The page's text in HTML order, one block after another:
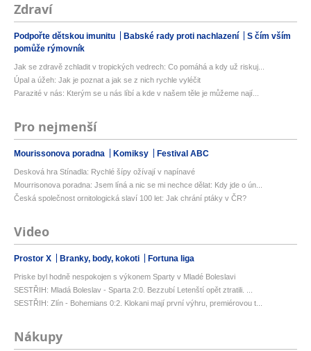
Zdraví
Podpořte dětskou imunitu Babské rady proti nachlazení
S čím vším
pomůže rýmovník
Jak se zdravě zchladit v tropických vedrech: Co pomáhá a kdy už riskuj...
Úpal a úžeh: Jak je poznat a jak se z nich rychle vyléčit
Parazité v nás: Kterým se u nás líbí a kde v našem těle je můžeme nají...
Pro nejmenší
Mourissonova poradna Komiksy Festival ABC
Desková hra Stínadla: Rychlé šípy ožívají v napínavé
Mourrisonova poradna: Jsem líná a nic se mi nechce dělat: Kdy jde o ún...
Česká společnost ornitologická slaví 100 let: Jak chrání ptáky v ČR?
Video
Prostor X Branky, body, kokoti Fortuna liga
Priske byl hodně nespokojen s výkonem Sparty v Mladé Boleslavi
SESTŘIH: Mladá Boleslav - Sparta 2:0. Bezzubí Letenští opět ztratili. ...
SESTŘIH: Zlín - Bohemians 0:2. Klokani mají první výhru, premiérovou t...
Nákupy